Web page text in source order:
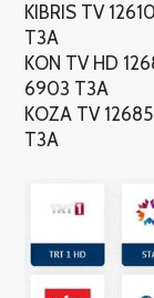
KIBRIS TV
T3A
KON TV HD
6903 T3A
KOZA TV
T3A